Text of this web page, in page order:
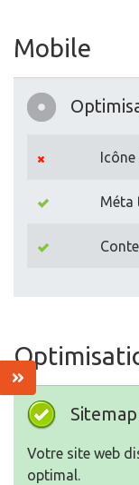
Mobile
Méta
Votre site web
optimal.